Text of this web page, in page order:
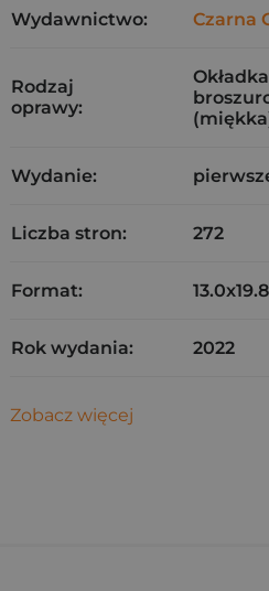
Wydawnictwo: Czarna
Rodzaj
oprawy:
Okładka
Wydanie:
Liczba stron: 272
Format:
Rok wydania: 2022
Zobacz więcej